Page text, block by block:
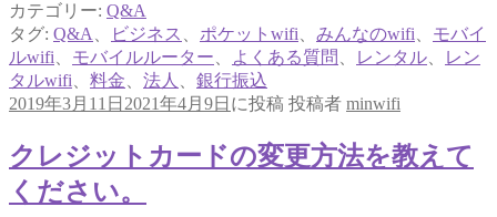
カテゴリー: Q&A
タグ: Q&A ビジネス ポケットwifi みんなのwifi
モバイ
ルwifi
モバイルルーター よくある質問 レンタル
レン
タルwifi
料金 法人
銀行振込
2019年3月11日 2021年4月9日 に投稿 投稿者 minwifi
クレジットカードの変更方法を教えて
ください。